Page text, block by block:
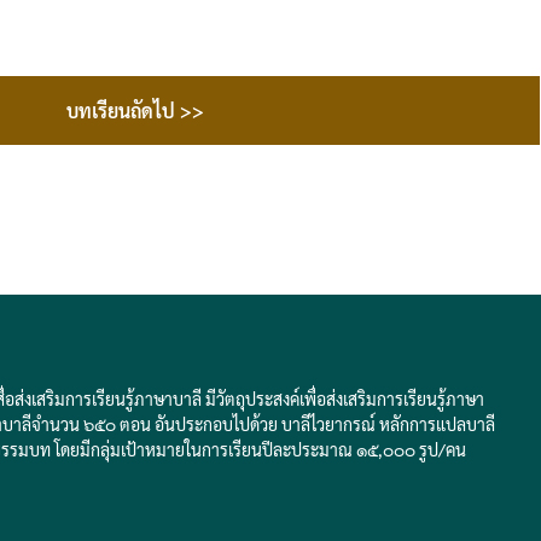
บทเรียนถัดไป >>
งเสริมการเรียนรู้ภาษาบาลี มีวัตถุประสงค์เพื่อส่งเสริมการเรียนรู้ภาษา
าลีจำนวน ๖๕๐ ตอน อันประกอบไปด้วย บาลีไวยากรณ์ หลักการแปลบาลี
มบท โดยมีกลุ่มเป้าหมายในการเรียนปีละประมาณ ๑๕,๐๐๐ รูป/คน